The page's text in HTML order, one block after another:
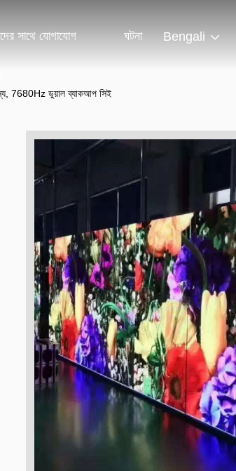
সাথে যোগাযোগ ঘটনা Bengali
7680Hz ডুয়াল ব্যাকআপ সিই